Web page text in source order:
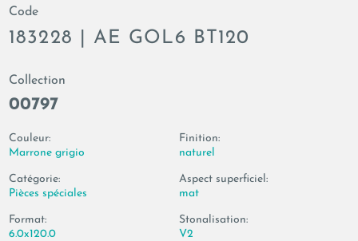
Code
183228 | AE GOL6 BT120
Collection
00797
Couleur:
Marrone grigio
Catégorie:
Pièces spéciales
Format:
6.0x120.0
Finition:
naturel
Aspect superficiel:
mat
Stonalisation:
V2